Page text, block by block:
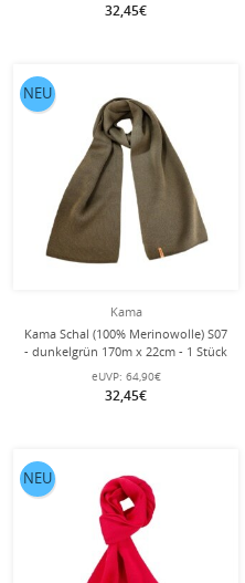
32,45€
Kama
Kama Schal (100% Merinowolle) S07
- dunkelgrün 170m x 22cm - 1 Stück
eUVP: 64,90€
32,45€
NEU
NEU